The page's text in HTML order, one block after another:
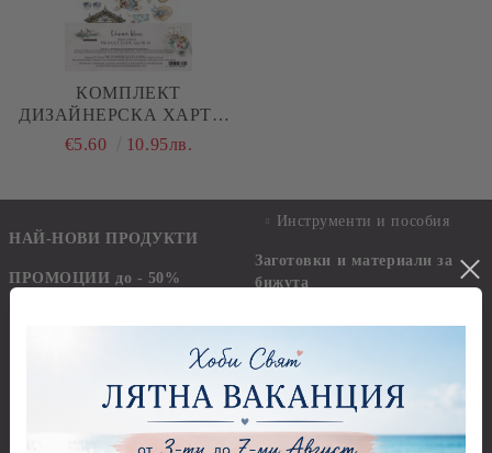
КОМПЛЕКТ
ДИЗАЙНЕРСКА ХАРТИЯ
- OCEAN BLUE - 7
€5.60 10.95лв.
НАЙ-НОВИ ПРОДУКТИ
ПРОМОЦИИ до - 50%
ПРОМОЦИИ - Дизайнерски
хартии, изрязани елементи,
ПРОМОЦИИ - Сатенени
Инструменти и пособия
Заготовки и материали за
бижута
Заготовки за картички и
пликове
Пликове